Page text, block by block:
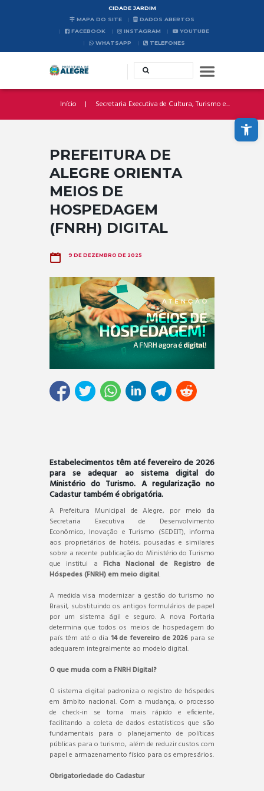
Abrir a barra de ferramentas
CIDADE JARDIM
MAPA DO SITE
DADOS ABERTOS
FACEBOOK
INSTAGRAM
YOUTUBE
WHATSAPP
TELEFONES
Início Secretaria Executiva de Cultura, Turismo e...
PREFEITURA DE
ALEGRE ORIENTA
MEIOS DE
HOSPEDAGEM
(FNRH) DIGITAL
9 DE DEZEMBRO DE 2025
Estabelecimentos têm até fevereiro de 2026
para se adequar ao sistema digital do
Ministério do Turismo. A regularização no
Cadastur também é obrigatória.
A Prefeitura Municipal de Alegre, por meio da
Secretaria Executiva de Desenvolvimento
Econômico, Inovação e Turismo (SEDEIT), informa
aos proprietários de hotéis, pousadas e similares
sobre a recente publicação do Ministério do Turismo
que institui a Ficha Nacional de Registro de
Hóspedes (FNRH) em meio digital.
A medida visa modernizar a gestão do turismo no
Brasil, substituindo os antigos formulários de papel
por um sistema ágil e seguro. A nova Portaria
determina que todos os meios de hospedagem do
país têm até o dia 14 de fevereiro de 2026 para se
adequarem integralmente ao modelo digital.
O que muda com a FNRH Digital?
O sistema digital padroniza o registro de hóspedes
em âmbito nacional. Com a mudança, o processo
de check-in se torna mais rápido e eficiente,
facilitando a coleta de dados estatísticos que são
fundamentais para o planejamento de políticas
públicas para o turismo, além de reduzir custos com
papel e armazenamento físico para os empresários.
Obrigatoriedade do Cadastur